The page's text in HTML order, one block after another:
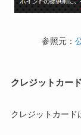
参照元：
クレジットカー
クレジットカード